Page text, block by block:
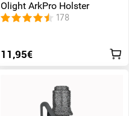
Olight ArkPro Holster
178
11,95€